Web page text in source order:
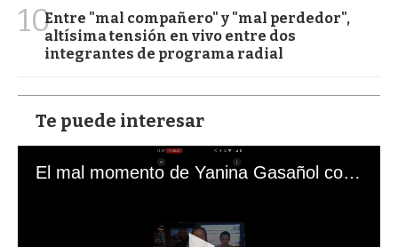
10Entre "mal compañero" y "mal perdedor",
altísima tensión en vivo entre dos
integrantes de programa radial
Te puede interesar
El mal momento de Yanina Gasañol con un hincha argentino en "Subrayado"